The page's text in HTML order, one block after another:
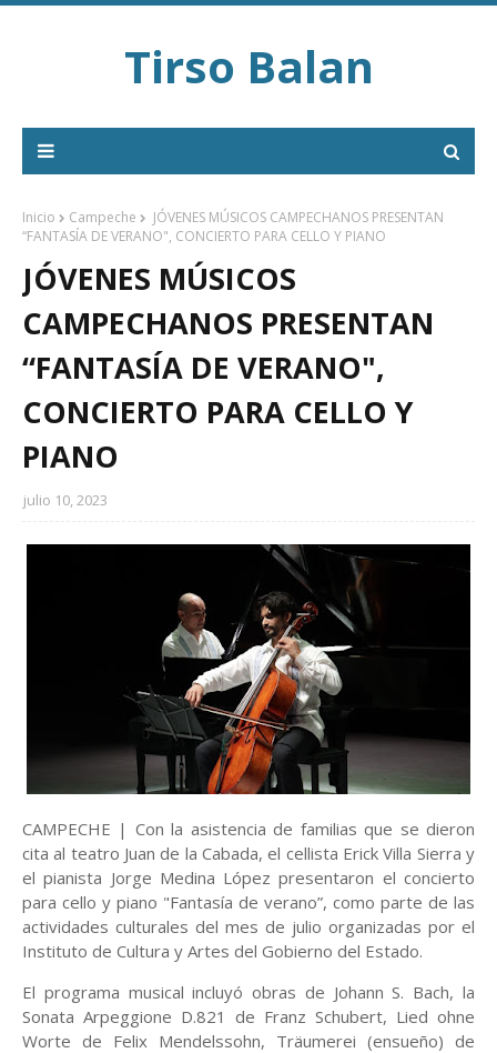
Tirso Balan
Inicio Campeche
JÓVENES MÚSICOS CAMPECHANOS PRESENTAN
“FANTASÍA DE VERANO", CONCIERTO PARA CELLO Y PIANO
JÓVENES MÚSICOS
CAMPECHANOS PRESENTAN
“FANTASÍA DE VERANO",
CONCIERTO PARA CELLO Y
PIANO
julio 10, 2023
CAMPECHE | Con la asistencia de familias que se dieron
cita al teatro Juan de la Cabada, el cellista Erick Villa Sierra y
el pianista Jorge Medina López presentaron el concierto
para cello y piano "Fantasía de verano”, como parte de las
actividades culturales del mes de julio organizadas por el
Instituto de Cultura y Artes del Gobierno del Estado.
El programa musical incluyó obras de Johann S. Bach, la
Sonata Arpeggione D.821 de Franz Schubert, Lied ohne
Worte de Felix Mendelssohn, Träumerei (ensueño) de